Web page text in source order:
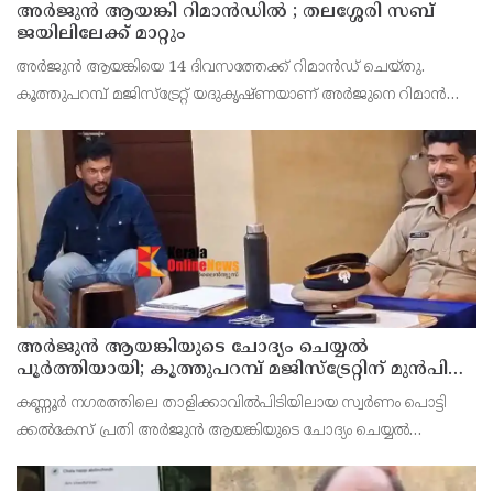
അര്‍ജുന്‍ ആയങ്കി റിമാന്‍ഡില്‍ ; തലശ്ശേരി സബ്
ജയിലിലേക്ക് മാറ്റും
അർജുൻ ആയങ്കിയെ 14 ദിവസത്തേക്ക് റിമാൻഡ് ചെയ്തു.
കൂത്തുപറമ്പ് മജിസ്ട്രേറ്റ് യദുകൃഷ്ണയാണ് അർജുനെ റിമാൻഡ്
ഭീഷണിപ്പെടുത്തിയെന്നാരോപിച്ച് ‌
അര്‍ജുന്‍ ആയങ്കിയുടെ ചോദ്യം ചെയ്യല്‍
പൂര്‍ത്തിയായി; കൂത്തുപറമ്പ് മജിസ്ട്രേറ്റിന് മുൻപില്‍
ഹാജരാക്കും
കണ്ണൂർ നഗരത്തിലെ താളിക്കാവിൽപിടിയിലായ സ്വർണം പൊട്ടി
ക്കൽകേസ് പ്രതി അര്‍ജുന്‍ ആയങ്കിയുടെ ചോദ്യം ചെയ്യല്‍